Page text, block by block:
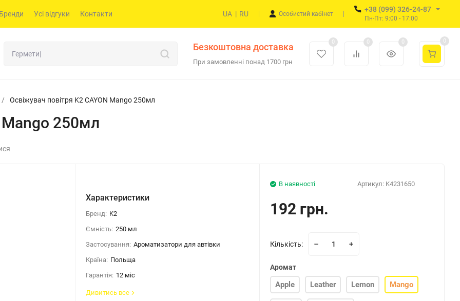
Усі відгуки Контакти UA | RU Особистий кабінет
+38 (099) 326-24-87
Пн-Пт: 9:00 - 17:00
Безкоштовна доставка
При замовленні понад 1700 грн
0 0 0 0
/ Освіжувач повітря K2 CAYON Mango 250мл
Mango 250мл
Характеристики
Бренд: K2
Ємність: 250 мл
Застосування: Ароматизатори для автівки
Країна: Польща
Гарантія: 12 міс
Дивитись все
Артикул: K4231650
В наявності
192 грн.
Кількість:
Аромат
Apple Leather Lemon Mango